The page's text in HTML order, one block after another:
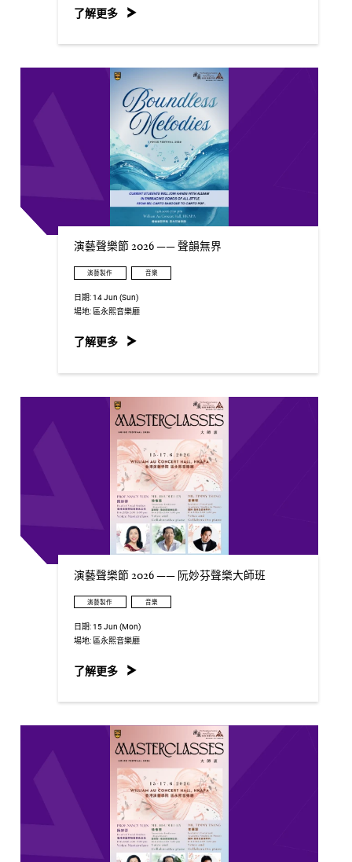
了解更多
演藝聲樂節 2026 —— 聲韻無界
演藝製作 音樂
日期:14 Jun (Sun)
場地:區永熙音樂廳
了解更多
演藝聲樂節 2026 —— 阮妙芬聲樂大師班
演藝製作 音樂
日期:15 Jun (Mon)
場地:區永熙音樂廳
了解更多